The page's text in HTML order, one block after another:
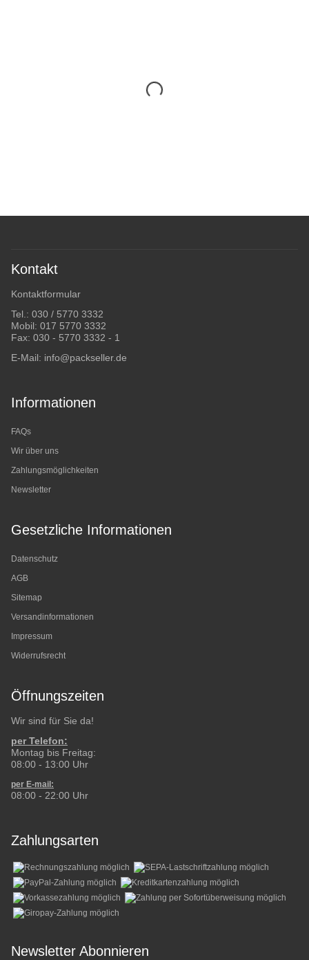
Kontakt
Kontaktformular
Tel.: 030 / 5770 3332
Mobil: 017 5770 3332
Fax: 030 - 5770 3332 - 1
E-Mail: info@packseller.de
Informationen
FAQs
Wir über uns
Zahlungsmöglichkeiten
Newsletter
Gesetzliche Informationen
Datenschutz
AGB
Sitemap
Versandinformationen
Impressum
Widerrufsrecht
Öffnungszeiten
Wir sind für Sie da!
per Telefon:
Montag bis Freitag:
08:00 - 13:00 Uhr
per E-mail:
08:00 - 22:00 Uhr
Zahlungsarten
Newsletter Abonnieren